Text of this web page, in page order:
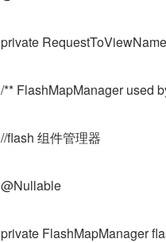
private
/** FlashMapManager used
//flash 组件管理器
@Nullable
private FlashMapManager